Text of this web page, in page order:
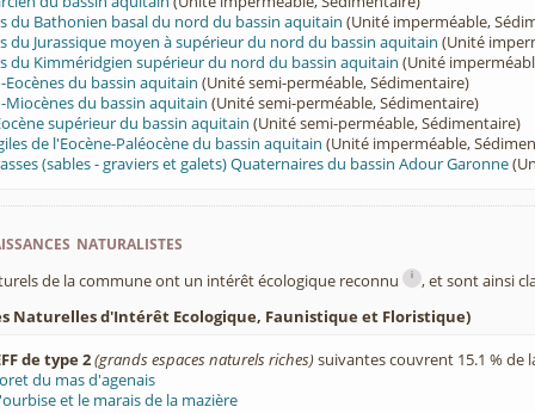
du Bathonien basal du nord du bassin aquitain (Unité imperméable,
du Jurassique moyen à supérieur du nord du bassin aquitain (Unité
du Kimméridgien supérieur du nord du bassin aquitain (Unité
Eocènes du bassin aquitain (Unité semi-perméable, Sédimentaire)
Miocènes du bassin aquitain (Unité semi-perméable, Sédimentaire)
supérieur du bassin aquitain (Unité semi-perméable, Sédimentaire)
de l'Eocène-Paléocène du bassin aquitain (Unité imperméable,
(sables - graviers et galets) Quaternaires du bassin Adour Garonne
naturalistes
de la commune ont un intérêt écologique reconnu i
, et sont ainsi
Naturelles d'Intérêt Ecologique, Faunistique et Floristique)
de type 2(grands espaces naturels riches)suivantes couvrent 15.1 % de
du mas d'agenais
et le marais de la mazière